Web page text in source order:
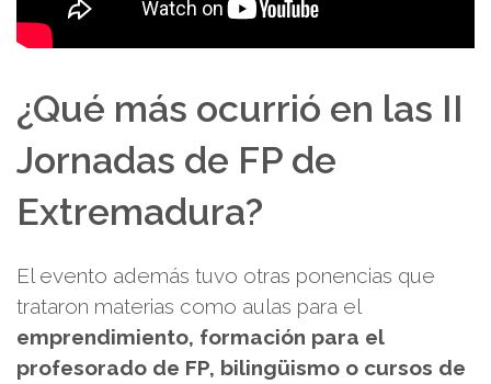
¿Qué más ocurrió en las II
Jornadas de FP de
Extremadura?
El evento además tuvo otras ponencias que
trataron materias como aulas para el
emprendimiento, formación para el
profesorado de FP, bilingüismo o cursos de